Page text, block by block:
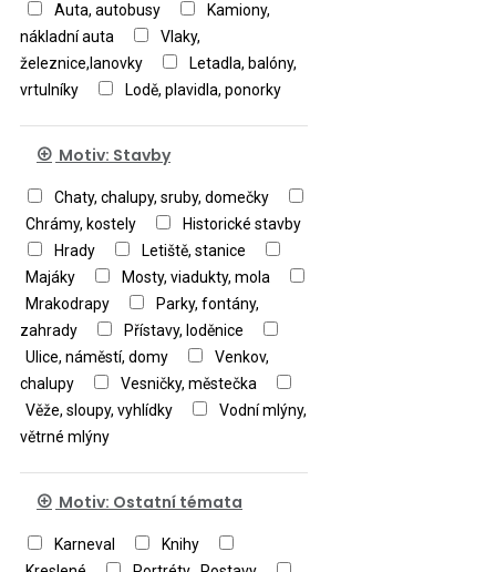
Auta, autobusy
Kamiony,
nákladní auta
Vlaky,
železnice,lanovky
Letadla, balóny,
vrtulníky
Lodě, plavidla, ponorky
Motiv: Stavby
Chaty, chalupy, sruby, domečky
Chrámy, kostely
Historické stavby
Hrady
Letiště, stanice
Majáky
Mosty, viadukty, mola
Mrakodrapy
Parky, fontány,
zahrady
Přístavy, loděnice
Ulice, náměstí, domy
Venkov,
chalupy
Vesničky, městečka
Věže, sloupy, vyhlídky
Vodní mlýny,
větrné mlýny
Motiv: Ostatní témata
Karneval
Knihy